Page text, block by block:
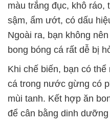
màu trắng đục, khô ráo,
sậm, ẩm ướt, có dấu
Ngoài ra, bạn không
bong bóng cá rất dễ bị
Khi chế biến, bạn có
cá trong nước gừng có
mùi tanh. Kết hợp ăn
để cân bằng dinh